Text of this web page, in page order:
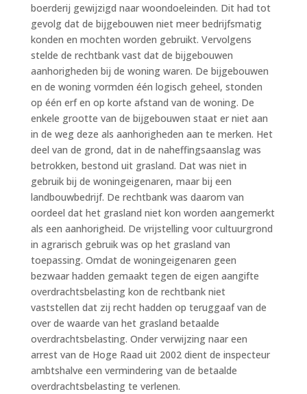
boerderij gewijzigd naar woondoeleinden. Dit had tot
gevolg dat de bijgebouwen niet meer bedrijfsmatig
konden en mochten worden gebruikt. Vervolgens
stelde de rechtbank vast dat de bijgebouwen
aanhorigheden bij de woning waren. De bijgebouwen
en de woning vormden één logisch geheel, stonden
op één erf en op korte afstand van de woning. De
enkele grootte van de bijgebouwen staat er niet aan
in de weg deze als aanhorigheden aan te merken. Het
deel van de grond, dat in de naheffingsaanslag was
betrokken, bestond uit grasland. Dat was niet in
gebruik bij de woningeigenaren, maar bij een
landbouwbedrijf. De rechtbank was daarom van
oordeel dat het grasland niet kon worden aangemerkt
als een aanhorigheid. De vrijstelling voor cultuurgrond
in agrarisch gebruik was op het grasland van
toepassing. Omdat de woningeigenaren geen
bezwaar hadden gemaakt tegen de eigen aangifte
overdrachtsbelasting kon de rechtbank niet
vaststellen dat zij recht hadden op teruggaaf van de
over de waarde van het grasland betaalde
overdrachtsbelasting. Onder verwijzing naar een
arrest van de Hoge Raad uit 2002 dient de inspecteur
ambtshalve een vermindering van de betaalde
overdrachtsbelasting te verlenen.